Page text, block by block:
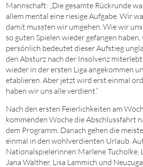
Mannschaft: „Die gesamte Rückrunde
allem mental eine riesige Aufgabe. Wir
damit mussten wir umgehen. Wie wir
so guten Spielen wieder gefangen
persönlich bedeutet dieser Aufstieg
den Absturz nach der Insolvenz
wieder in der ersten Liga angekommen
etablieren. Aber jetzt wird erst einmal
haben wir uns alle verdient.“
Nach den ersten Feierlichkeiten am
kommenden Woche die Abschlussfahrt
dem Programm. Danach gehen die
einmal in den wohlverdienten Urlaub.
Nationalspielerinnen Marlene Tucholke,
Jana Walther, Lisa Lammich und